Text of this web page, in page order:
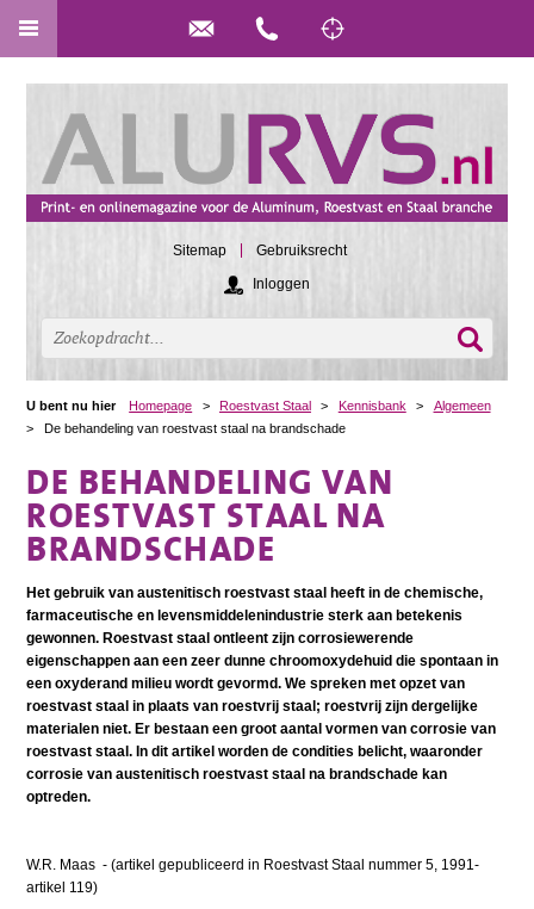
Sitemap
Gebruiksrecht
Inloggen
U bent nu hier Homepage > Roestvast Staal > Kennisbank >
Algemeen
>
De behandeling van roestvast staal na brandschade
DE BEHANDELING VAN
ROESTVAST STAAL NA
BRANDSCHADE
Het gebruik van austenitisch roestvast staal heeft in de chemische,
farmaceutische en levensmiddelenindustrie sterk aan betekenis
gewonnen. Roestvast staal ontleent zijn corrosiewerende
eigenschappen aan een zeer dunne chroomoxydehuid die spontaan in
een oxyderand milieu wordt gevormd. We spreken met opzet van
roestvast staal in plaats van roestvrij staal; roestvrij zijn dergelijke
materialen niet. Er bestaan een groot aantal vormen van corrosie van
roestvast staal. In dit artikel worden de condities belicht, waaronder
corrosie van austenitisch roestvast staal na brandschade kan
optreden.
W.R. Maas - (artikel gepubliceerd in Roestvast Staal nummer 5, 1991-
artikel 119)